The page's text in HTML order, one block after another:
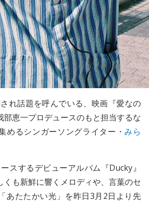
れ話題を呼んでいる、映画『愛なの
部恵一プロデュースのもと担当するな
めるシンガーソングライター・みら
スするデビューアルバム『Ducky』
くも新鮮に響くメロディや、言葉のセ
あたたかい光」を昨日3月2日より先